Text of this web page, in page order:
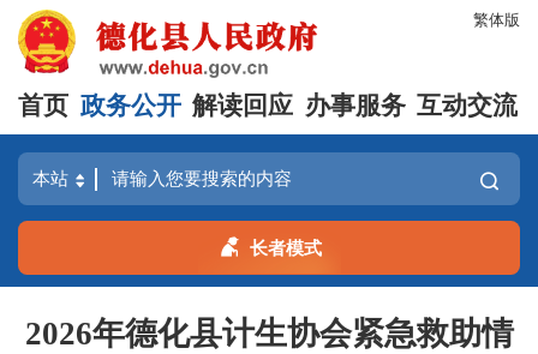
繁体版
首页 政务公开 解读回应 办事服务 互动交流
长者模式
2026年德化县计生协会紧急救助情